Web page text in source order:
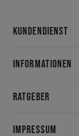
KUNDENDIENST
INFORMATIONEN
RATGEBER
IMPRESSUM